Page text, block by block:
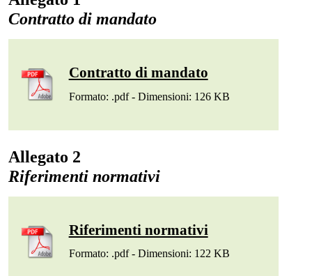
Contratto di mandato
Contratto di mandato
Formato: .pdf - Dimensioni: 126 KB
Allegato 2
Riferimenti normativi
Riferimenti normativi
Formato: .pdf - Dimensioni: 122 KB